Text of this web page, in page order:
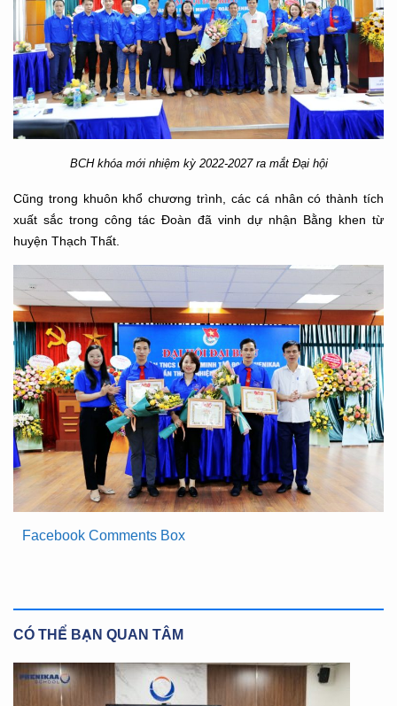
BCH khóa mới nhiệm kỳ 2022-2027 ra mắt Đại hội
Cũng trong khuôn khổ chương trình, các cá nhân có thành tích
xuất sắc trong công tác Đoàn đã vinh dự nhận Bằng khen từ
huyện Thạch Thất.
Facebook Comments Box
CÓ THỂ BẠN QUAN TÂM